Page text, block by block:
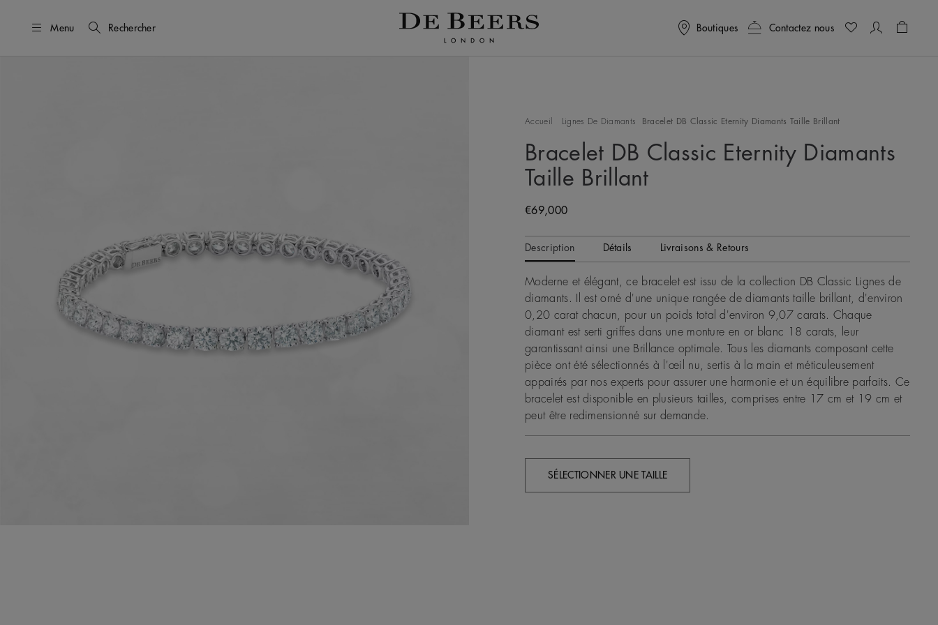
Menu Rechercher Boutiques Contactez nous
Accueil Lignes De Diamants Bracelet DB Classic Eternity Diamants Taille Brillant
Bracelet DB Classic Eternity Diamants
Taille Brillant
Original price
€69,000
Description Détails Livraisons & Retours
Moderne et élégant, ce bracelet est issu de la collection DB Classic Lignes de
diamants. Il est orné d'une unique rangée de diamants taille brillant, d'environ
0,20 carat chacun, pour un poids total d'environ 9,07 carats. Chaque
diamant est serti griffes dans une monture en or blanc 18 carats, leur
garantissant ainsi une Brillance optimale. Tous les diamants composant cette
pièce ont été sélectionnés à l'œil nu, sertis à la main et méticuleusement
appairés par nos experts pour assurer une harmonie et un équilibre parfaits. Ce
bracelet est disponible en plusieurs tailles, comprises entre 17 cm et 19 cm et
peut être redimensionné sur demande.
SÉLECTIONNER UNE TAILLE